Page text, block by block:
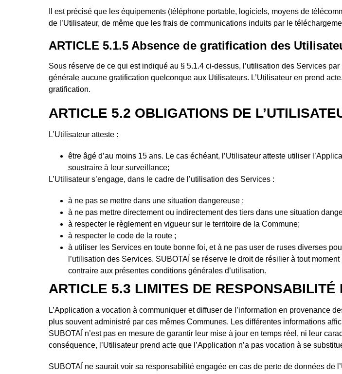
Il est précisé que les équipements (téléphone portable, logiciels, moyens de
de l’Utilisateur, de même que les frais de communications induits par le
ARTICLE 5.1.5 Absence de gratification des
Sous réserve de ce qui est indiqué au § 5.1.4 ci-dessus, l’utilisation des Services
générale aucune gratification quelconque aux Utilisateurs. L’Utilisateur en prend
gratification.
ARTICLE 5.2 OBLIGATIONS DE
L’Utilisateur atteste :
être âgé d’au moins 15 ans. Le cas échéant, l’Utilisateur atteste utiliser
soustraire à leur surveillance;
L’Utilisateur s’engage, dans le cadre de l’utilisation des Services :
à ne pas se mettre dans une situation dangereuse ;
à ne pas mettre directement ou indirectement des tiers dans une situation
à respecter le règlement en vigueur sur le territoire de la Commune;
à respecter le code de la route ;
à utiliser les Services en toute bonne foi, et à ne pas user de ruses diverses
l’utilisation des Services. SUBOTAÏ se réserve le droit de résilier à tout
contraire aux présentes conditions générales d’utilisation.
ARTICLE 5.3 LIMITES DE RESPONSABILITÉ
L’Application a vocation à communiquer et diffuser de l’information en provenance
plus souvent administré par ces mêmes Communes. Les différentes informations
SUBOTAÏ n’est pas en mesure de garantir leur mise à jour en temps réel, ni leur
conséquence, l’Utilisateur prend acte que l’Application n’a pas vocation à se
SUBOTAÏ ne saurait voir sa responsabilité engagée en cas de perte de données de